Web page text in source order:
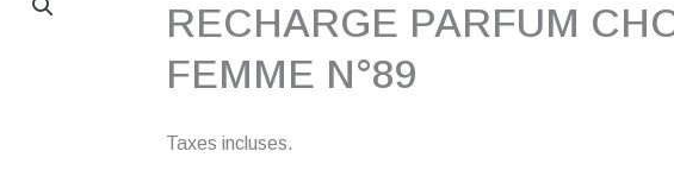
RECHARGE PARFUM
FEMME N°89
Taxes incluses.